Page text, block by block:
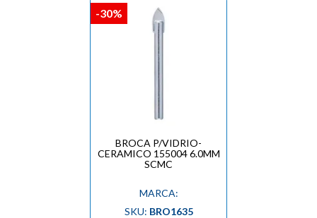
BROCA P/VIDRIO-
CERAMICO 155004 6.0MM
SCMC
MARCA:
SKU: BRO1635
-30%